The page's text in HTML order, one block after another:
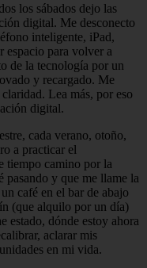
los sábados dejo las
digital. Me desconecto
inteligente, iPad,
espacio para volver a
de la tecnología por un
y recargado. Me
Lea más, por eso
digital.
cada verano, otoño,
a practicar el
tiempo camino por la
pasando y que me llame la
café en el bar de abajo
(que alquilo por un día)
estado, dónde estoy ahora
aclarar mis
en mi vida.